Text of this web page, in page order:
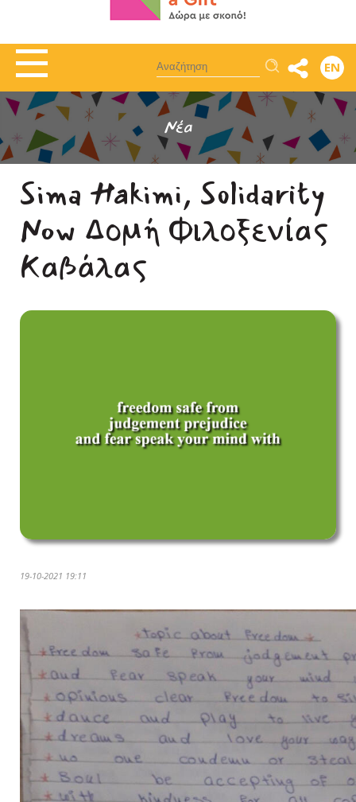
Αναζήτηση EN
Νέα
Sima Hakimi, Solidarity
Now Δομή Φιλοξενίας
Καβάλας
19-10-2021 19:11